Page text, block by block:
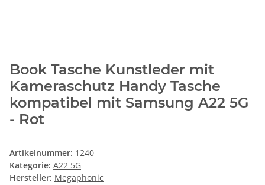
Book Tasche Kunstleder mit
Kameraschutz Handy Tasche
kompatibel mit Samsung A22 5G
- Rot
Artikelnummer: 1240
Kategorie: A22 5G
Hersteller: Megaphonic